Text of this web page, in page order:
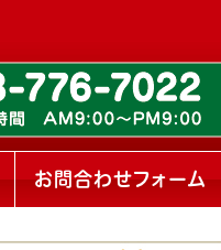
お問合わせフォーム